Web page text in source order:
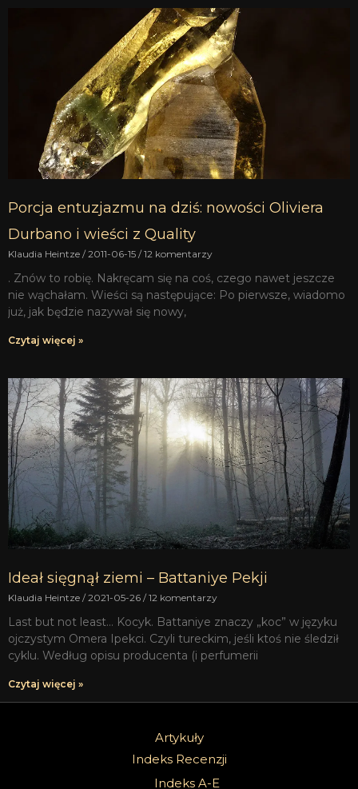
Porcja entuzjazmu na dziś: nowości Oliviera
Durbano i wieści z Quality
Klaudia Heintze 2011-06-15 12 komentarzy
. Znów to robię. Nakręcam się na coś, czego nawet jeszcze
nie wąchałam. Wieści są następujące: Po pierwsze, wiadomo
już, jak będzie nazywał się nowy,
Czytaj więcej »
Ideał sięgnął ziemi – Battaniye Pekji
Klaudia Heintze 2021-05-26 12 komentarzy
Last but not least… Kocyk. Battaniye znaczy „koc” w języku
ojczystym Omera Ipekci. Czyli tureckim, jeśli ktoś nie śledził
cyklu. Według opisu producenta (i perfumerii
Czytaj więcej »
Artykuły
Indeks Recenzji
Indeks A-E